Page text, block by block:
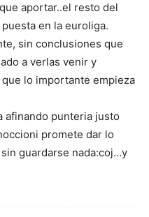
aportar..el resto del
en la euroliga.
sin conclusiones que
a verlas venir y
lo importante empieza
afinando punteria justo
promete dar lo
guardarse nada:coj…y